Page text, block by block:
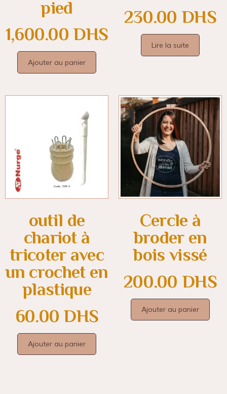
pied
1,600.00 DHS
Ajouter au panier
230.00 DHS
Lire la suite
outil de
chariot à
tricoter avec
un crochet en
plastique
60.00 DHS
Ajouter au panier
Cercle à
broder en
bois vissé
200.00 DHS
Ajouter au panier